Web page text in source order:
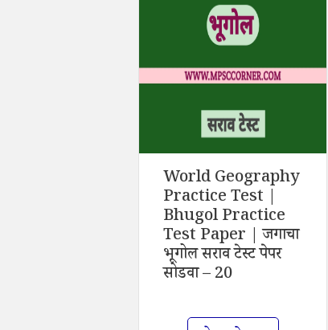
World Geography
Practice Test |
Bhugol Practice
Test Paper | जगाचा
भूगोल सराव टेस्ट पेपर
सोडवा – 20